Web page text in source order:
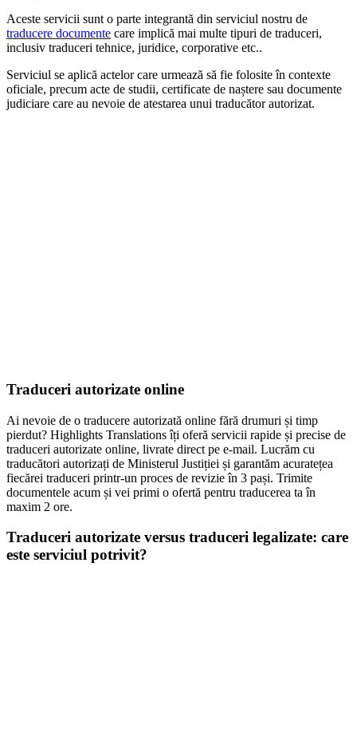
Aceste servicii sunt o parte integrantă din serviciul nostru de
traducere documente care implică mai multe tipuri de traduceri,
inclusiv traduceri tehnice, juridice, corporative etc..
Serviciul se aplică actelor care urmează să fie folosite în contexte
oficiale, precum acte de studii, certificate de naștere sau documente
judiciare care au nevoie de atestarea unui traducător autorizat.
Traduceri autorizate online
Ai nevoie de o traducere autorizată online fără drumuri și timp
pierdut? Highlights Translations îți oferă servicii rapide și precise de
traduceri autorizate online, livrate direct pe e-mail. Lucrăm cu
traducători autorizați de Ministerul Justiției și garantăm acuratețea
fiecărei traduceri printr-un proces de revizie în 3 pași. Trimite
documentele acum și vei primi o ofertă pentru traducerea ta în
maxim 2 ore.
Traduceri autorizate versus traduceri legalizate: care
este serviciul potrivit?